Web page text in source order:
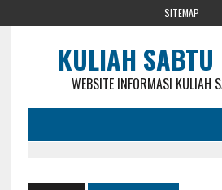
SITEMAP
KULIAH SABTU
WEBSITE INFORMASI KULIAH